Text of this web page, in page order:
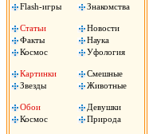
Flash-игры
Знакомства
Статьи
Новости
Факты
Наука
Космос
Уфология
Картинки
Смешные
Звезды
Животные
Обои
Девушки
Космос
Природа